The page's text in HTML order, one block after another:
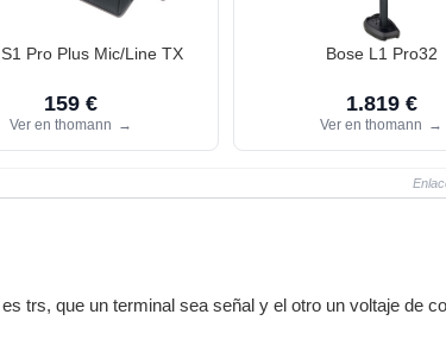
Pro Plus Mic/Line TX
159 €
Ver en thomann →
Bose L1 Pro32
1.819 €
Ver en thomann →
trs, que un terminal sea señal y el otro un voltaje de